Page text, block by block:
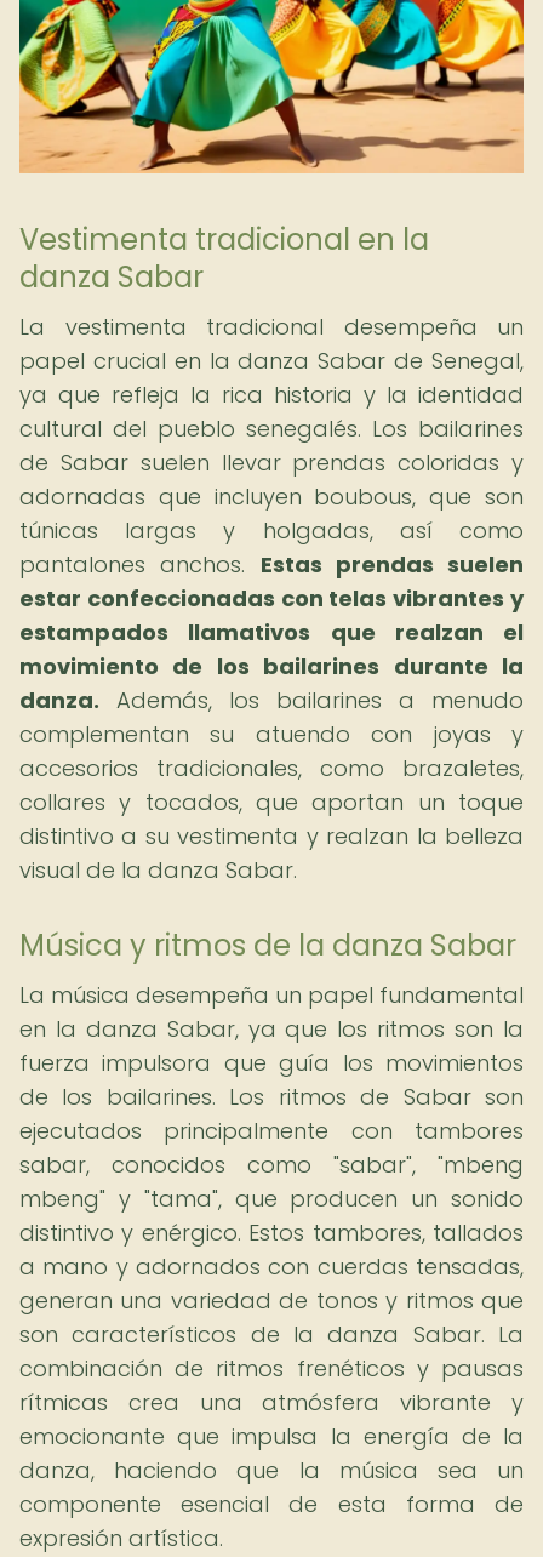
Vestimenta tradicional en la
danza Sabar
La vestimenta tradicional desempeña un
papel crucial en la danza Sabar de Senegal,
ya que refleja la rica historia y la identidad
cultural del pueblo senegalés. Los bailarines
de Sabar suelen llevar prendas coloridas y
adornadas que incluyen boubous, que son
túnicas largas y holgadas, así como
pantalones anchos. Estas prendas suelen
estar confeccionadas con telas vibrantes y
estampados llamativos que realzan el
movimiento de los bailarines durante la
danza. Además, los bailarines a menudo
complementan su atuendo con joyas y
accesorios tradicionales, como brazaletes,
collares y tocados, que aportan un toque
distintivo a su vestimenta y realzan la belleza
visual de la danza Sabar.
Música y ritmos de la danza Sabar
La música desempeña un papel fundamental
en la danza Sabar, ya que los ritmos son la
fuerza impulsora que guía los movimientos
de los bailarines. Los ritmos de Sabar son
ejecutados principalmente con tambores
sabar, conocidos como "sabar", "mbeng
mbeng" y "tama", que producen un sonido
distintivo y enérgico. Estos tambores, tallados
a mano y adornados con cuerdas tensadas,
generan una variedad de tonos y ritmos que
son característicos de la danza Sabar. La
combinación de ritmos frenéticos y pausas
rítmicas crea una atmósfera vibrante y
emocionante que impulsa la energía de la
danza, haciendo que la música sea un
componente esencial de esta forma de
expresión artística.